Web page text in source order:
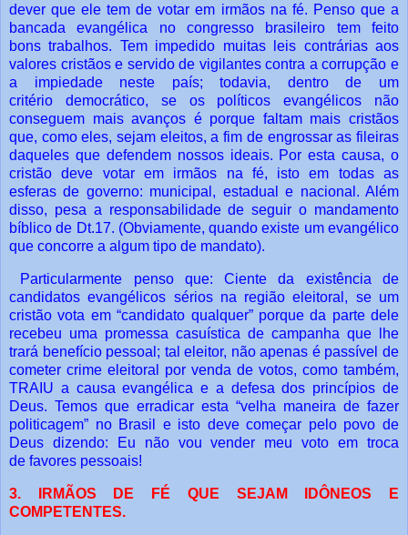
dever que ele tem de votar em irmãos na fé. Penso que a
bancada evangélica no congresso brasileiro tem feito
bonstrabalhos. Tem impedido muitas leis contrárias aos
valores cristãos e servido de vigilantes contra a corrupção e
a impiedade neste país; todavia, dentro de um
critério democrático, se os políticos evangélicos não
conseguem mais avanços é porque faltam mais cristãos
que, como eles, sejam eleitos, a fim de engrossar as fileiras
daqueles que defendem nossos ideais. Por esta causa, o
cristão deve votar em irmãos na fé, isto em todas as
esferasde governo: municipal, estadual e nacional. Além
disso, pesa a responsabilidade deseguir o mandamento
bíblico de Dt.17. (Obviamente, quando existe um evangélico
que concorre a algum tipo de mandato).
Particularmente penso que: Ciente da existência de
candidatos evangélicos sérios na região eleitoral, se um
cristão vota em “candidato qualquer” porque da parte dele
recebeu uma promessa casuística de campanha que lhe
trará benefício pessoal; tal eleitor, não apenas é passível de
cometer crime eleitoral por venda de votos, como também,
TRAIU a causa evangélica e a defesa dos princípios de
Deus. Temos que erradicar esta “velha maneira de fazer
politicagem” no Brasil e isto deve começar pelo povo de
Deus dizendo: Eu não vou vender meu voto em troca
de favores pessoais!
3. IRMÃOS DE FÉ QUE SEJAM IDÔNEOS E
COMPETENTES.